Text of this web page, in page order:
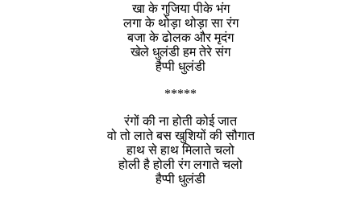
खा के गुजिया पीके भंग
लगा के थोड़ा थोड़ा सा रंग
बजा के ढोलक और मृदंग
खेले धुलंडी हम तेरे संग
हैप्पी धुलंडी
*****
रंगों की ना होती कोई जात
वो तो लाते बस खुशियों की सौगात
हाथ से हाथ मिलाते चलो
होली है होली रंग लगाते चलो
हैप्पी धुलंडी